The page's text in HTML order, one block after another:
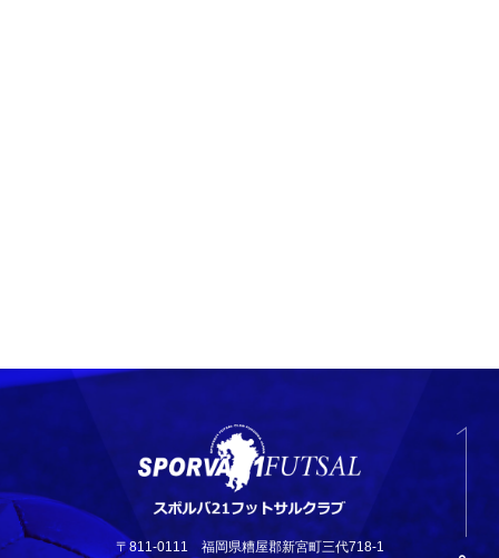
〒811-0111 福岡県糟屋郡新宮町三代718-1